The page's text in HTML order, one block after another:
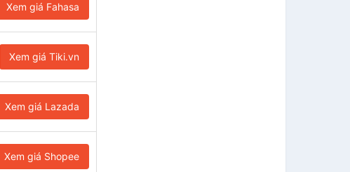
Xem giá Fahasa
Xem giá Tiki.vn
Xem giá Lazada
Xem giá Shopee